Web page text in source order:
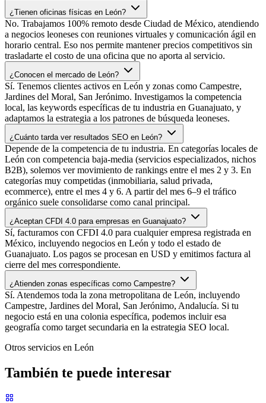
¿Tienen oficinas físicas en León?
No. Trabajamos 100% remoto desde Ciudad de México, atendiendo
a negocios leoneses con reuniones virtuales y comunicación ágil en
horario central. Eso nos permite mantener precios competitivos sin
trasladarte el costo de una oficina que no aporta al servicio.
¿Conocen el mercado de León?
Sí. Tenemos clientes activos en León y zonas como Campestre,
Jardines del Moral, San Jerónimo. Investigamos la competencia
local, las keywords específicas de tu industria en Guanajuato, y
adaptamos la estrategia a los patrones de búsqueda leoneses.
¿Cuánto tarda ver resultados SEO en León?
Depende de la competencia de tu industria. En categorías locales de
León con competencia baja-media (servicios especializados, nichos
B2B), solemos ver movimiento de rankings entre el mes 2 y 3. En
categorías muy competidas (inmobiliaria, salud privada,
ecommerce), entre el mes 4 y 6. A partir del mes 6–9 el tráfico
orgánico suele consolidarse como canal principal.
¿Aceptan CFDI 4.0 para empresas en Guanajuato?
Sí, facturamos con CFDI 4.0 para cualquier empresa registrada en
México, incluyendo negocios en León y todo el estado de
Guanajuato. Los pagos se procesan en USD y emitimos factura al
cierre del mes correspondiente.
¿Atienden zonas específicas como Campestre?
Sí. Atendemos toda la zona metropolitana de León, incluyendo
Campestre, Jardines del Moral, San Jerónimo, Andalucía. Si tu
negocio está en una colonia específica, podemos incluir esa
geografía como target secundaria en la estrategia SEO local.
Otros servicios en León
También te puede interesar